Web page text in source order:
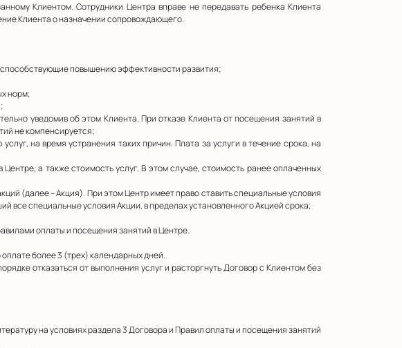
Клиентом. Сотрудники Центра вправе не передавать ребенка Клиента
Клиента о назначении сопровождающего.
способствующие повышению эффективности развития;
норм;
уведомив об этом Клиента. При отказе Клиента от посещения занятий в
не компенсируется;
на время устранения таких причин. Плата за услуги в течение срока, на
а также стоимость услуг. В этом случае, стоимость ранее оплаченных
(далее – Акция). При этом Центр имеет право ставить специальные условия
все специальные условия Акции, в пределах установленного Акцией срока;
оплаты и посещения занятий в Центре.
более 3 (трех) календарных дней.
отказаться от выполнения услуг и расторгнуть Договор с Клиентом без
на условиях раздела 3 Договора и Правил оплаты и посещения занятий